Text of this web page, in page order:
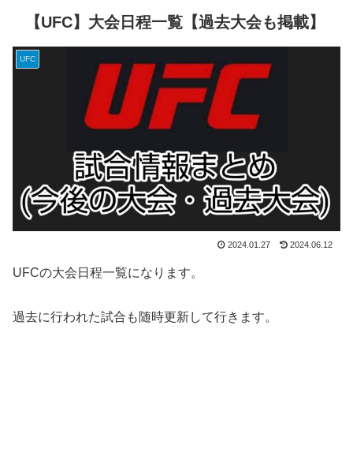
【UFC】大会日程一覧【過去大会も掲載】
UFC
2024.01.27 2024.06.12
UFCの大会日程一覧になります。
過去に行われた試合も随時更新して行きます。